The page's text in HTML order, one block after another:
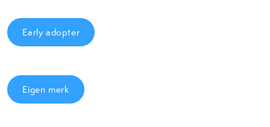
Early adopter
Eigen merk